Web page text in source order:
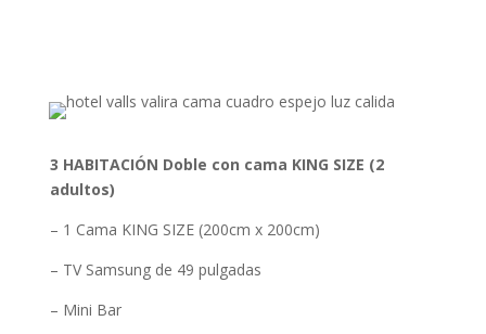
3 HABITACIÓN Doble con cama KING SIZE (2
adultos)
– 1 Cama KING SIZE (200cm x 200cm)
– TV Samsung de 49 pulgadas
– Mini Bar